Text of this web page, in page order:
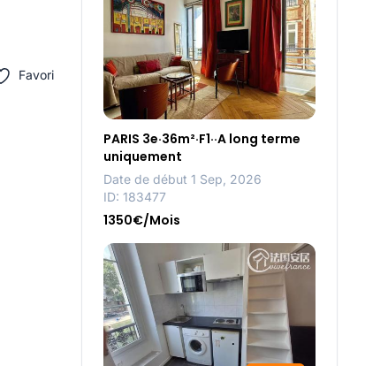
Favori
PARIS 3e·36m²·F1··A long terme
uniquement
Date de début 1 Sep, 2026
ID: 183477
1350€/Mois